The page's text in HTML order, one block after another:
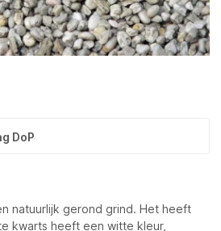
DoP
natuurlijk gerond grind. Het heeft
kwarts heeft een witte kleur,